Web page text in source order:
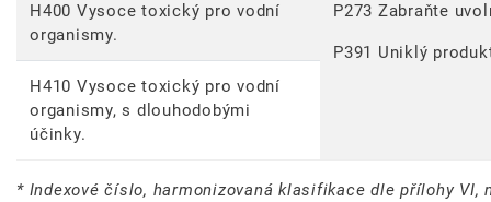
H400 Vysoce toxický pro vodní
organismy.
P273 Zabraňte
P391 Uniklý
H410 Vysoce toxický pro vodní
organismy, s dlouhodobými
účinky.
* Indexové číslo, harmonizovaná klasifikace dle přílohy VI,